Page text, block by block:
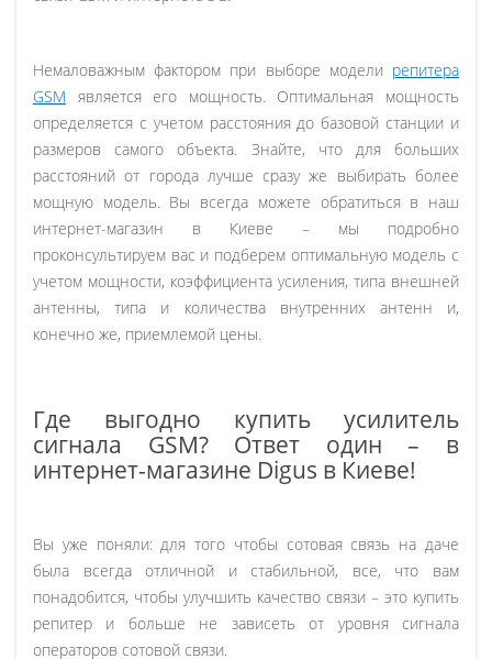
Немаловажным фактором при выборе модели репитера
GSM является его мощность. Оптимальная мощность
определяется с учетом расстояния до базовой станции и
размеров самого объекта. Знайте, что для больших
расстояний от города лучше сразу же выбирать более
мощную модель. Вы всегда можете обратиться в наш
интернет-магазин в Киеве – мы подробно
проконсультируем вас и подберем оптимальную модель с
учетом мощности, коэффициента усиления, типа внешней
антенны, типа и количества внутренних антенн и,
конечно же, приемлемой цены.
Где выгодно купить усилитель
сигнала GSM? Ответ один – в
интернет-магазине Digus в Киеве!
Вы уже поняли: для того чтобы сотовая связь на даче
была всегда отличной и стабильной, все, что вам
понадобится, чтобы улучшить качество связи – это купить
репитер и больше не зависеть от уровня сигнала
операторов сотовой связи.